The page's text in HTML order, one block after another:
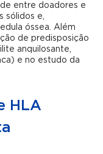
entre doadores e
sólidos e,
óssea. Além
de predisposição
anquilosante,
e no estudo da
HLA